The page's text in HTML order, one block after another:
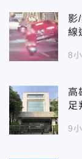
影
線
8
高
足
9